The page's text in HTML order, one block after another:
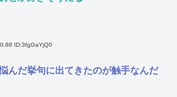
ID:3fgGaYjQ0
んだ挙句に出てきたのが触手なんだ